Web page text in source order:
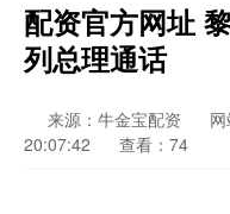
配资官方网址
列总理通话
来源：牛金宝配资
20:07:42
查看：74